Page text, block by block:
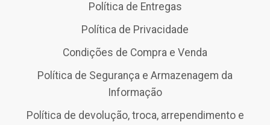
Política de Entregas
Política de Privacidade
Condições de Compra e Venda
Política de Segurança e Armazenagem da
Informação
Política de devolução, troca, arrependimento e